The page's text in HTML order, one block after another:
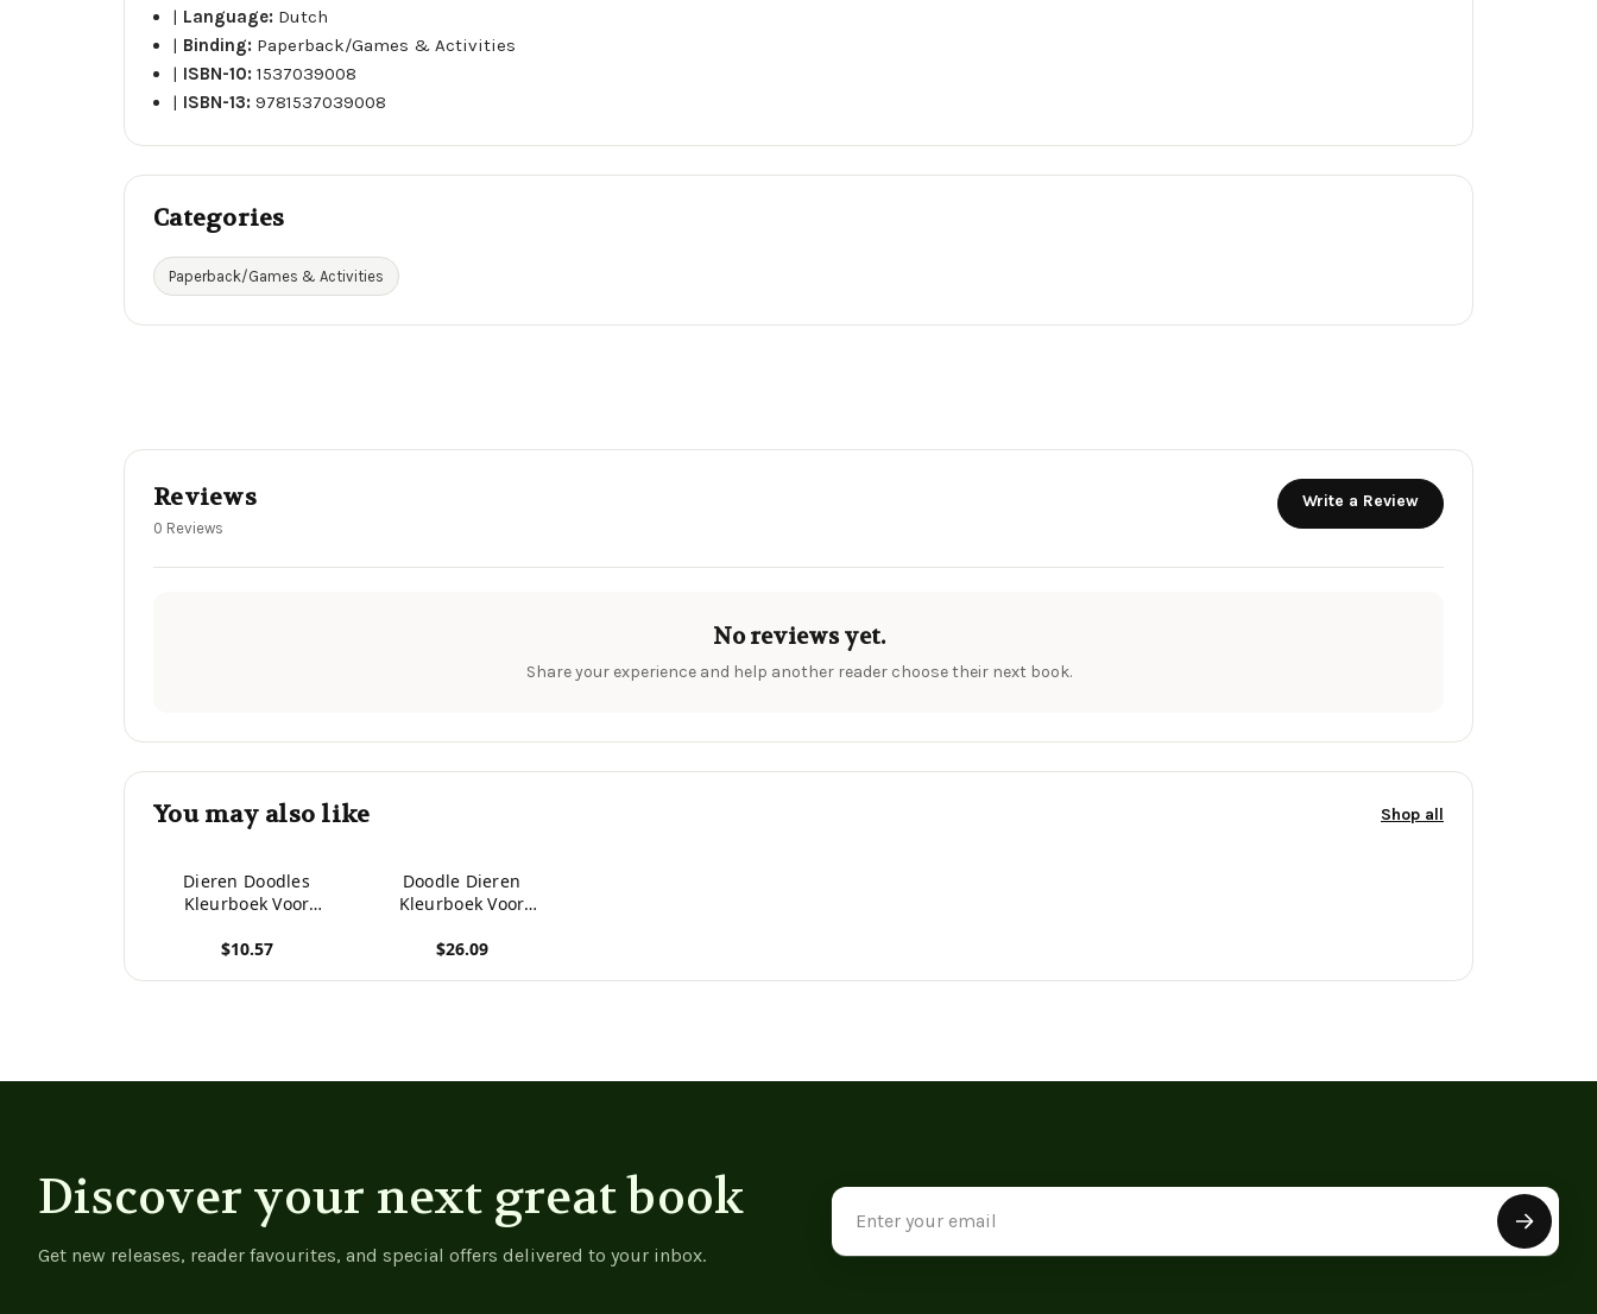
| Language: Dutch
| Binding: Paperback/Games & Activities
| ISBN-10:1537039008
| ISBN-13:9781537039008
Categories
Paperback/Games & Activities
Reviews
0 Reviews
Write a Review
No reviews yet.
Share your experience and help another reader choose their next book.
You may also like Shop all
Dieren Doodles
Kleurboek Voor
Edition)
$10.57
Doodle Dieren
Kleurboek Voor
(Dutch Edition)
$26.09
Discover your next great book
Get new releases, reader favourites, and special offers delivered to your inbox.
Email
Address